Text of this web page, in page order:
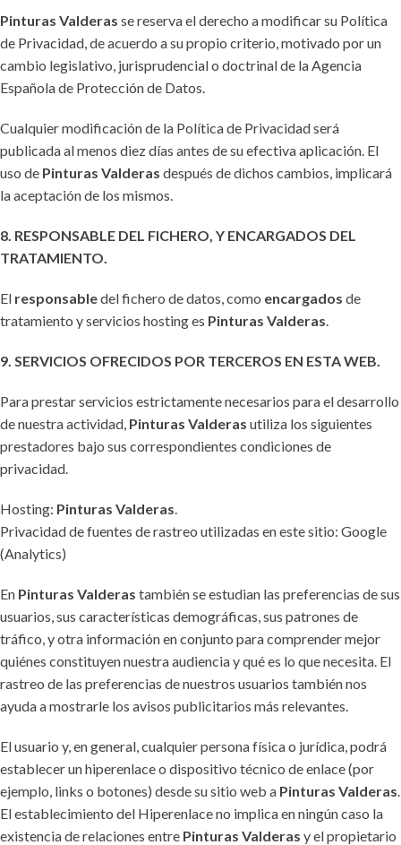
Pinturas Valderas se reserva el derecho a modificar su Política
de Privacidad, de acuerdo a su propio criterio, motivado por un
cambio legislativo, jurisprudencial o doctrinal de la Agencia
Española de Protección de Datos.
Cualquier modificación de la Política de Privacidad será
publicada al menos diez días antes de su efectiva aplicación. El
uso de Pinturas Valderas después de dichos cambios, implicará
la aceptación de los mismos.
8. RESPONSABLE DEL FICHERO, Y ENCARGADOS DEL
TRATAMIENTO.
El responsabledel fichero de datos, como encargados de
tratamiento y servicios hosting es Pinturas Valderas.
9. SERVICIOS OFRECIDOS POR TERCEROS EN ESTA WEB.
Para prestar servicios estrictamente necesarios para el desarrollo
de nuestra actividad, Pinturas Valderas utiliza los siguientes
prestadores bajo sus correspondientes condiciones de
privacidad.
Hosting: Pinturas Valderas.
Privacidad de fuentes de rastreo utilizadas en este sitio: Google
(Analytics)
En Pinturas Valderas también se estudian las preferencias de sus
usuarios, sus características demográficas, sus patrones de
tráfico, y otra información en conjunto para comprender mejor
quiénes constituyen nuestra audiencia y qué es lo que necesita. El
rastreo de las preferencias de nuestros usuarios también nos
ayuda a mostrarle los avisos publicitarios más relevantes.
El usuario y, en general, cualquier persona física o jurídica, podrá
establecer un hiperenlace o dispositivo técnico de enlace (por
ejemplo, links o botones) desde su sitio web a Pinturas Valderas.
El establecimiento del Hiperenlace no implica en ningún caso la
existencia de relaciones entre Pinturas Valderas y el propietario